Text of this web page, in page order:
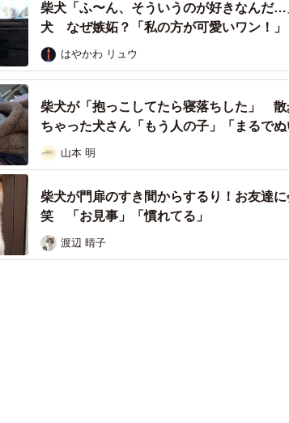
柴犬「ふ〜ん、そういうのが好きなんだ
犬 なぜ嫉妬？「私の方が可愛いワン！」
はやかわ リュウ
柴犬が「抱っこしてたら寝落ちした」 散
ちゃった犬さん「もう人の子」「まるでぬ
山本 明
柴犬が門扉のすき間からするり！お友達
笑 「お見事」「慣れてる」
渡辺 晴子